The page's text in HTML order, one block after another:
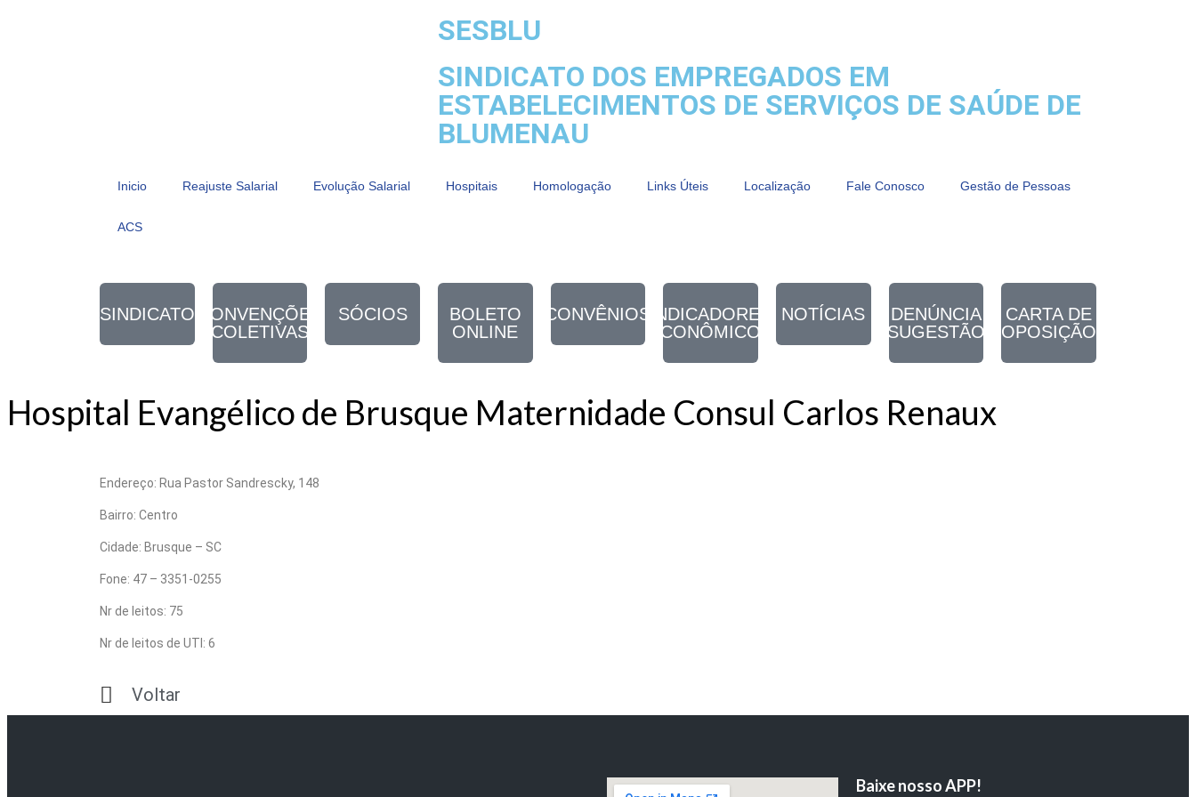
SESBLU
SINDICATO DOS EMPREGADOS EM
ESTABELECIMENTOS DE SERVIÇOS DE SAÚDE DE
BLUMENAU
Inicio Reajuste Salarial Evolução Salarial Hospitais Homologação Links Úteis Localização Fale Conosco Gestão de Pessoas
ACS
SINDICATO
CONVENÇÕES
COLETIVAS
SÓCIOS
BOLETO
ONLINE
CONVÊNIOS
INDICADORES
ECONÔMICOS
NOTÍCIAS
DENÚNCIA
SUGESTÃO
CARTA DE
OPOSIÇÃO
Hospital Evangélico de Brusque Maternidade Consul Carlos Renaux
Endereço: Rua Pastor Sandrescky, 148
Bairro: Centro
Cidade: Brusque – SC
Fone: 47 – 3351-0255
Nr de leitos: 75
Nr de leitos de UTI: 6
Voltar
Baixe nosso APP!